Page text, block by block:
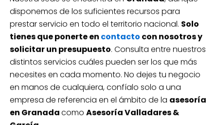
disponemos de los suficientes recursos para
prestar servicio en todo el territorio nacional. Solo
tienes que ponerte en contacto con nosotros y
solicitar un presupuesto. Consulta entre nuestros
distintos servicios cuáles pueden ser los que más
necesites en cada momento. No dejes tu negocio
en manos de cualquiera, confíalo solo a una
empresa de referencia en el ámbito de la asesoría
en Granadacomo Asesoría Valladares &